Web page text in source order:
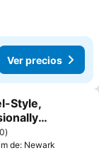
Ver precios
Style,
de: Newark